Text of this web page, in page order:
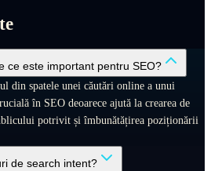
ce este important pentru SEO?
din spatele unei căutări online a unui
în SEO deoarece ajută la crearea de
potrivit și îmbunătățirea poziționării
de search intent?